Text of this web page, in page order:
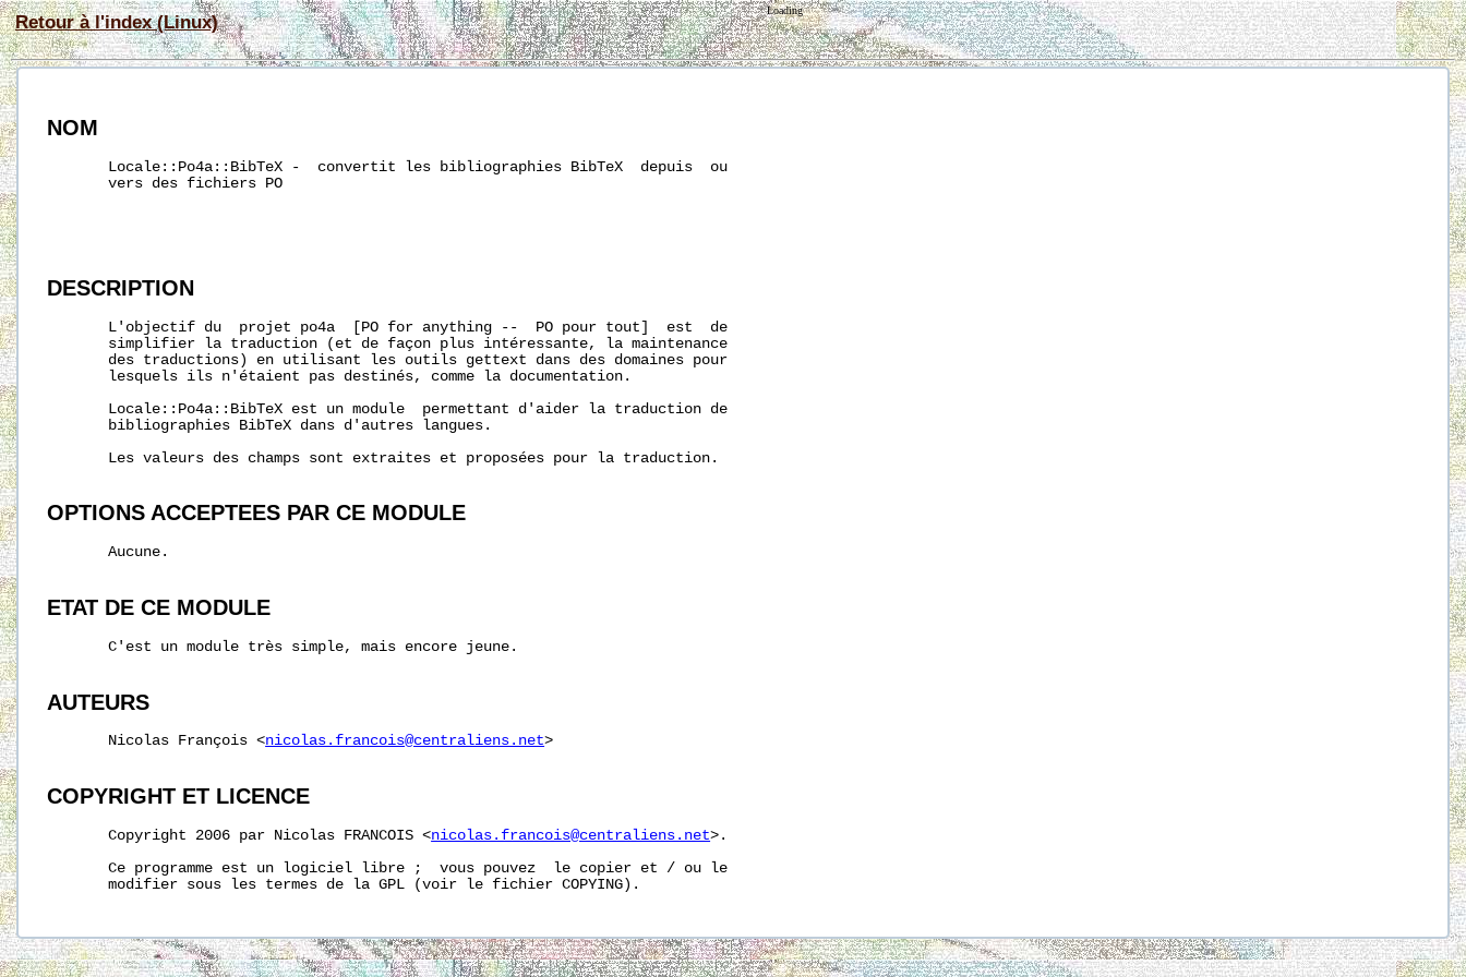
Retour à l'index (Linux)
Loading
NOM
       Locale::Po4a::BibTeX -  convertit les bibliographies BibTeX  depuis  ou
       vers des fichiers PO
DESCRIPTION
       L'objectif du  projet po4a  [PO for anything --  PO pour tout]  est  de
       simplifier la traduction (et de façon plus intéressante, la maintenance
       des traductions) en utilisant les outils gettext dans des domaines pour
       lesquels ils n'étaient pas destinés, comme la documentation.
       Locale::Po4a::BibTeX est un module  permettant d'aider la traduction de
       bibliographies BibTeX dans d'autres langues.
       Les valeurs des champs sont extraites et proposées pour la traduction.
OPTIONS ACCEPTEES PAR CE MODULE
       Aucune.
ETAT DE CE MODULE
       C'est un module très simple, mais encore jeune.
AUTEURS
       Nicolas François <
nicolas.francois@centraliens.net>
COPYRIGHT ET LICENCE
       Copyright 2006 par Nicolas FRANCOIS <
nicolas.francois@centraliens.net>.
       Ce programme est un logiciel libre ;  vous pouvez  le copier et / ou le